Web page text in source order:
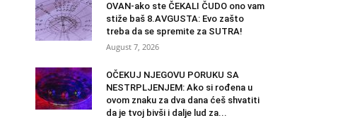
OVAN-ako ste ČEKALI ČUDO ono vam
stiže baš 8.AVGUSTA: Evo zašto
treba da se spremite za SUTRA!
August 7, 2026
OČEKUJ NJEGOVU PORUKU SA
NESTRPLJENJEM: Ako si rođena u
ovom znaku za dva dana ćeš shvatiti
da je tvoj bivši i dalje lud za...